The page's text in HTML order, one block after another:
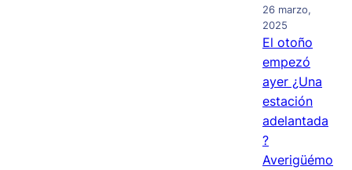
26 marzo,
2025
El otoño
empezó
ayer ¿Una
estación
adelantada
?
Averigüémo